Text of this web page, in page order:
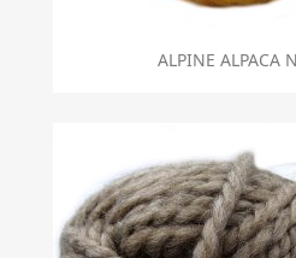
ALPINE ALPACA